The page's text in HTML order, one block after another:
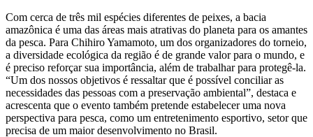
Com cerca de três mil espécies diferentes de peixes, a bacia
amazônica é uma das áreas mais atrativas do planeta para os amantes
da pesca. Para Chihiro Yamamoto, um dos organizadores do torneio,
a diversidade ecológica da região é de grande valor para o mundo, e
é preciso reforçar sua importância, além de trabalhar para protegê-la.
“Um dos nossos objetivos é ressaltar que é possível conciliar as
necessidades das pessoas com a preservação ambiental”, destaca e
acrescenta que o evento também pretende estabelecer uma nova
perspectiva para pesca, como um entretenimento esportivo, setor que
precisa de um maior desenvolvimento no Brasil.